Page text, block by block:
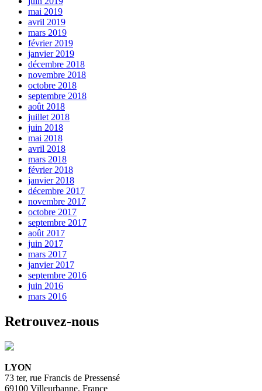
mai 2019
avril 2019
mars 2019
février 2019
janvier 2019
décembre 2018
novembre 2018
octobre 2018
septembre 2018
août 2018
juillet 2018
juin 2018
mai 2018
avril 2018
mars 2018
février 2018
janvier 2018
décembre 2017
novembre 2017
octobre 2017
septembre 2017
août 2017
juin 2017
mars 2017
janvier 2017
septembre 2016
juin 2016
mars 2016
Retrouvez-nous
LYON
73 ter, rue Francis de Pressensé
69100 Villeurbanne, France